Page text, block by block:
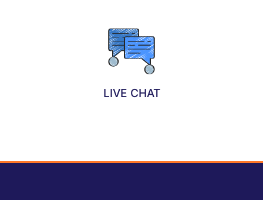
LIVE CHAT